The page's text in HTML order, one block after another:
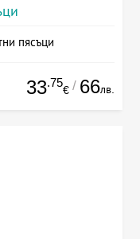
пясъци
33.75
€ / 66лв.